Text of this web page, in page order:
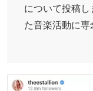
について投稿
た音楽活動に専